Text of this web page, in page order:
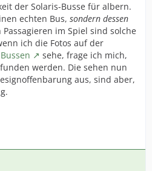
der Solaris-Busse für albern.
echten Bus, sondern dessen
Passagieren im Spiel sind solche
ich die Fotos auf der
sehe, frage ich mich,
werden. Die sehen nun
aus, sind aber,